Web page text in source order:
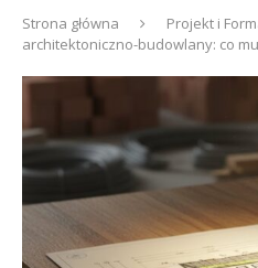
Strona główna Projekt i
architektoniczno-budowlany: co